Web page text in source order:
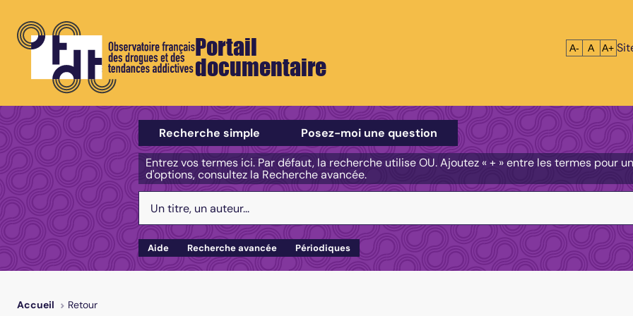
Portail
documentaire
Réduire le
A- A A+
Sélectionner un type de recherche
Recherche simple
Posez-moi une question
Entrez vos termes ici. Par défaut, la recherche utilise OU. Ajoutez « + » entre les termes pour
d'options, consultez la Recherche avancée.
Aide Recherche avancée Périodiques
Accueil Retour